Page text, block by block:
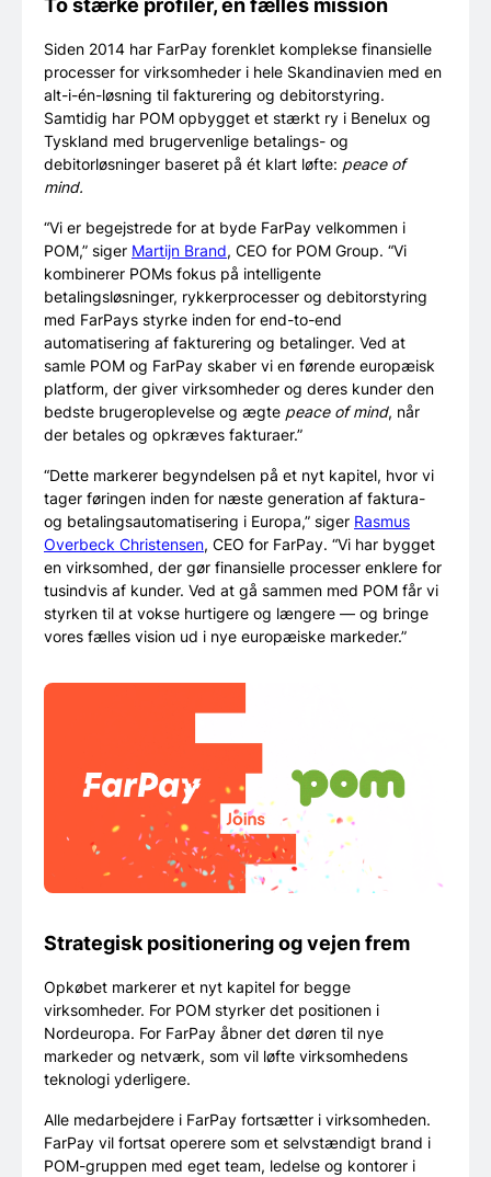
To stærke profiler, én fælles mission
Siden 2014 har FarPay forenklet komplekse finansielle
processer for virksomheder i hele Skandinavien med en
alt-i-én-løsning til fakturering og debitorstyring.
Samtidig har POM opbygget et stærkt ry i Benelux og
Tyskland med brugervenlige betalings- og
debitorløsninger baseret på ét klart løfte: peace of
mind.
“Vi er begejstrede for at byde FarPay velkommen i
POM,” siger Martijn Brand, CEO for POM Group. “Vi
kombinerer POMs fokus på intelligente
betalingsløsninger, rykkerprocesser og debitorstyring
med FarPays styrke inden for end-to-end
automatisering af fakturering og betalinger. Ved at
samle POM og FarPay skaber vi en førende europæisk
platform, der giver virksomheder og deres kunder den
bedste brugeroplevelse og ægte peace of mind, når
der betales og opkræves fakturaer.”
“Dette markerer begyndelsen på et nyt kapitel, hvor vi
tager føringen inden for næste generation af faktura-
og betalingsautomatisering i Europa,” siger Rasmus
Overbeck Christensen, CEO for FarPay. “Vi har bygget
en virksomhed, der gør finansielle processer enklere for
tusindvis af kunder. Ved at gå sammen med POM får vi
styrken til at vokse hurtigere og længere — og bringe
vores fælles vision ud i nye europæiske markeder.”
Strategisk positionering og vejen frem
Opkøbet markerer et nyt kapitel for begge
virksomheder. For POM styrker det positionen i
Nordeuropa. For FarPay åbner det døren til nye
markeder og netværk, som vil løfte virksomhedens
teknologi yderligere.
Alle medarbejdere i FarPay fortsætter i virksomheden.
FarPay vil fortsat operere som et selvstændigt brand i
POM-gruppen med eget team, ledelse og kontorer i